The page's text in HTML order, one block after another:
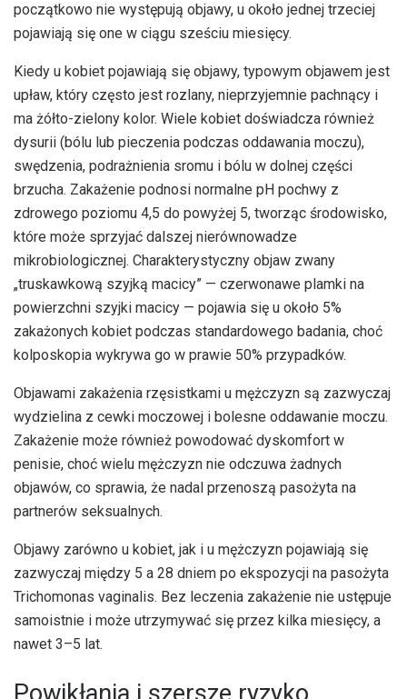
początkowo nie występują objawy, u około jednej trzeciej
pojawiają się one w ciągu sześciu miesięcy.
Kiedy u kobiet pojawiają się objawy, typowym objawem jest
upław, który często jest rozlany, nieprzyjemnie pachnący i
ma żółto-zielony kolor. Wiele kobiet doświadcza również
dysurii (bólu lub pieczenia podczas oddawania moczu),
swędzenia, podrażnienia sromu i bólu w dolnej części
brzucha. Zakażenie podnosi normalne pH pochwy z
zdrowego poziomu 4,5 do powyżej 5, tworząc środowisko,
które może sprzyjać dalszej nierównowadze
mikrobiologicznej. Charakterystyczny objaw zwany
„truskawkową szyjką macicy” — czerwonawe plamki na
powierzchni szyjki macicy — pojawia się u około 5%
zakażonych kobiet podczas standardowego badania, choć
kolposkopia wykrywa go w prawie 50% przypadków.
Objawami zakażenia rzęsistkami u mężczyzn są zazwyczaj
wydzielina z cewki moczowej i bolesne oddawanie moczu.
Zakażenie może również powodować dyskomfort w
penisie, choć wielu mężczyzn nie odczuwa żadnych
objawów, co sprawia, że nadal przenoszą pasożyta na
partnerów seksualnych.
Objawy zarówno u kobiet, jak i u mężczyzn pojawiają się
zazwyczaj między 5 a 28 dniem po ekspozycji na pasożyta
Trichomonas vaginalis. Bez leczenia zakażenie nie ustępuje
samoistnie i może utrzymywać się przez kilka miesięcy, a
nawet 3–5 lat.